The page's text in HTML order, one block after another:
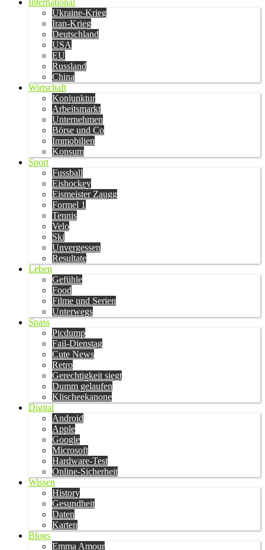
International
Ukraine-Krieg
Iran-Krieg
Deutschland
USA
EU
Russland
China
Wirtschaft
Konjunktur
Arbeitsmarkt
Unternehmen
Börse und Co
Immobilien
Konsum
Sport
Fussball
Eishockey
Eismeister Zaugg
Formel 1
Tennis
Velo
Ski
Unvergessen
Resultate
Leben
Gefühle
Food
Filme und Serien
Unterwegs
Spass
Picdump
Fail-Dienstag
Cute News
Retro
Gerechtigkeit siegt
Dumm gelaufen
Klischeekanone
Digital
Android
Apple
Google
Microsoft
Hardware-Test
Online-Sicherheit
Wissen
History
Gesundheit
Daten
Karten
Blogs
Emma Amour